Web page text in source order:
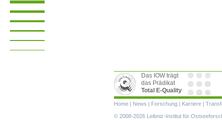
Das IOW trägt
das Prädikat
Total E-Quality
Navigation
überspringen
Home | News | Forschung | Karriere |
© 2008-2026 Leibniz-Institut für